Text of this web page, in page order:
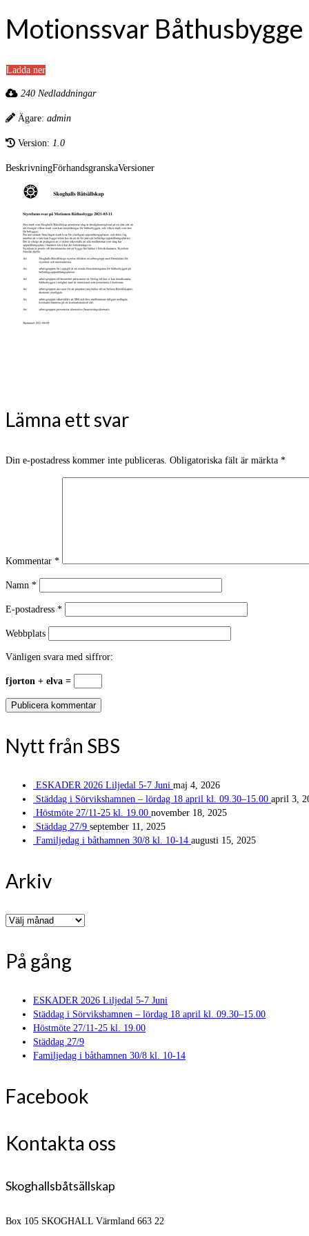
Motionssvar
Ladda ner
240 Nedladdningar
Ägare: admin
Version: 1.0
BeskrivningFörhandsgranskaVersioner
Lämna ett svar
Din e-postadress kommer inte publiceras. Obligatoriska fält är märkta *
Kommentar *
Namn *
E-postadress *
Webbplats
Vänligen svara med siffror:
fjorton + elva =
Nytt från SBS
ESKADER 2026 Liljedal 5-7 Juni maj 4, 2026
Städdag i Sörvikshamnen – lördag 18 april kl. 09.30–15.00 april 3,
Höstmöte 27/11-25 kl. 19.00 november 18, 2025
Städdag 27/9 september 11, 2025
Familjedag i båthamnen 30/8 kl. 10-14 augusti 15, 2025
Arkiv
Arkiv
På gång
ESKADER 2026 Liljedal 5-7 Juni
Städdag i Sörvikshamnen – lördag 18 april kl. 09.30–15.00
Höstmöte 27/11-25 kl. 19.00
Städdag 27/9
Familjedag i båthamnen 30/8 kl. 10-14
Facebook
Kontakta oss
Skoghallsbåtsällskap
Box 105 SKOGHALL Värmland 663 22